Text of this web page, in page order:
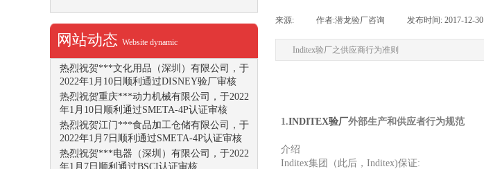
2022年1月14日顺利通过ISO9001认证审核
热烈祝贺广东***科技有限公司，于2022年1
月12日顺利通过Office Depot社会任责验厂审
核
热烈祝贺***文化用品（深圳）有限公司，于
2022年1月10日顺利通过DISNEY验厂审核
热烈祝贺重庆***动力机械有限公司，于2022
年1月10日顺利通过SMETA-4P认证审核
热烈祝贺江门***食品加工仓储有限公司，于
2022年1月7日顺利通过SMETA-4P认证审核
热烈祝贺***电器（深圳）有限公司，于2022
网站动态 Website dynamic
来源: 作者:潜龙验厂咨询 发布时间: 2017-12-30
Inditex验厂之供应商行为准则
1.INDITEX验厂外部生产和供应者行为规范
介绍
Inditex集团（此后，Inditex)保证: